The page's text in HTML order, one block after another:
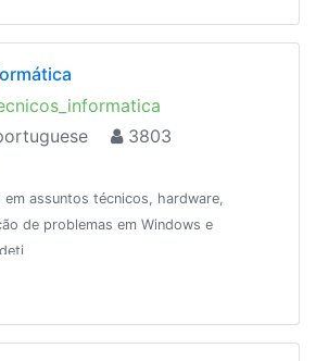
podcast @DicasTeleCast! 😉
3803
assuntos técnicos, hardware,
de problemas em Windows e